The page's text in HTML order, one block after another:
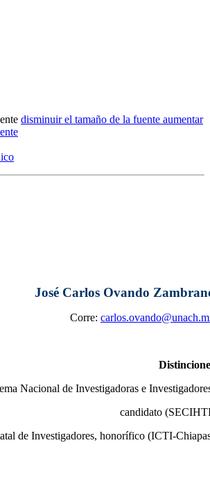
disminuir el tamaño de la fuente aumentar
José Carlos Ovando
Corre:
Nacional de Investigadoras e
candidato
de Investigadores, honorífico (ICTI-